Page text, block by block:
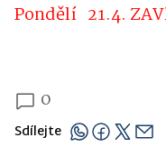
Pondělí 21.4.
0
Sdílejte